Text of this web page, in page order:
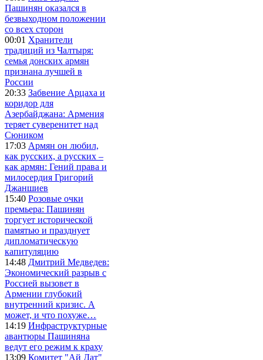
Пашинян оказался в
безвыходном положении
со всех сторон
00:01 Хранители
традиций из Чалтыря:
семья донских армян
признана лучшей в
России
20:33 Забвение Арцаха и
коридор для
Азербайджана: Армения
теряет суверенитет над
Сюником
17:03 Армян он любил,
как русских, а русских –
как армян: Гений права и
милосердия Григорий
Джаншиев
15:40 Розовые очки
премьера: Пашинян
торгует исторической
памятью и празднует
дипломатическую
капитуляцию
14:48 Дмитрий Медведев:
Экономический разрыв с
Россией вызовет в
Армении глубокий
внутренний кризис. А
может, и что похуже…
14:19 Инфраструктурные
авантюры Пашиняна
ведут его режим к краху
13:09 Комитет "Ай Дат"